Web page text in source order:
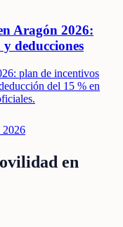
Aragón 2026:
deducciones
plan de incentivos
del 15 % en
2026
en